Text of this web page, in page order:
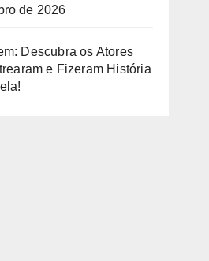
de 2026
Descubra os Atores
e Fizeram História